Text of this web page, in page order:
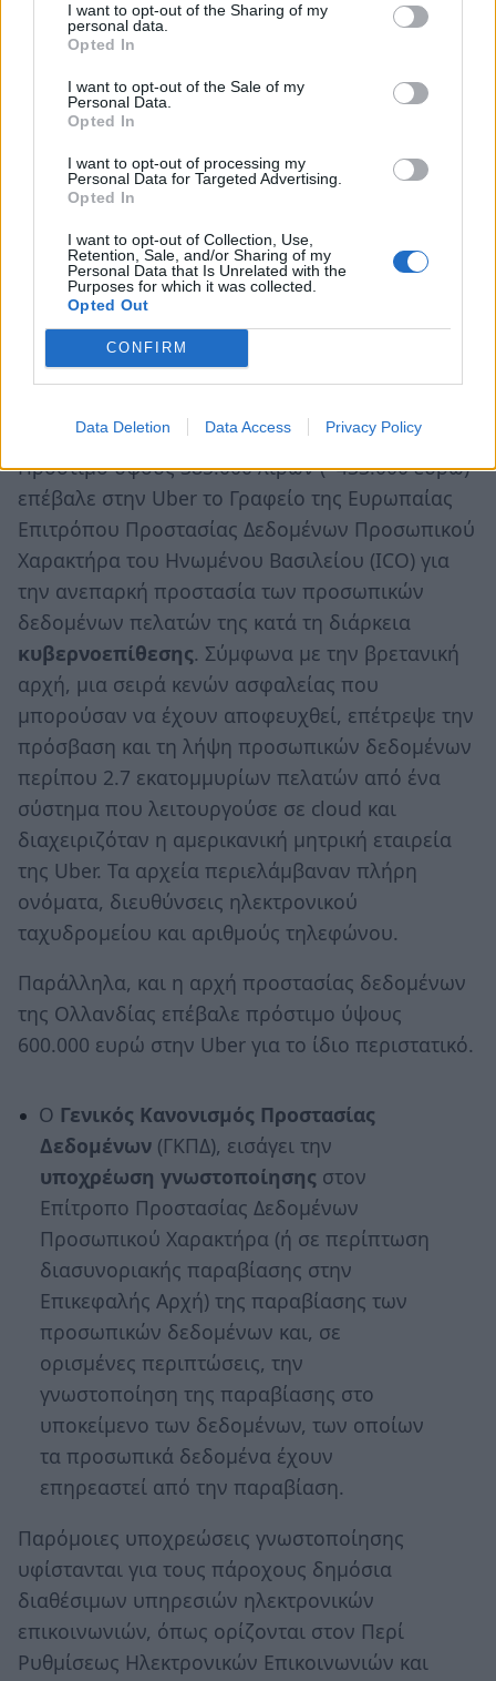
I want to opt-out of the Sharing of my
personal data.
Opted In
I want to opt-out of the Sale of my
Personal Data.
Opted In
I want to opt-out of processing my
Personal Data for Targeted Advertising.
Opted In
I want to opt-out of Collection, Use,
Retention, Sale, and/or Sharing of my
Personal Data that Is Unrelated with the
Purposes for which it was collected.
Opted Out
CONFIRM
Data Deletion Data Access Privacy Policy
περίπτωση παραβίασηςδεδομένων
προσωπικού χαρακτήρα, ο υπεύθυνος
επεξεργασίας γνωστοποιεί αμελλητί και αν είναι
δυνατόν,εντός 72 ωρών
από τη στιγμή που
αποκτά γνώση του γεγονότος, την παραβίαση
των δεδομένων προσωπικού χαρακτήρα στην
εποπτική αρχή που είναι αρμόδια σύμφωνα με
το άρθρο 55, εκτός εάν η παραβίαση δεδομένων
προσωπικού χαρακτήρα δεν ενδέχεται να
προκαλέσει κίνδυνο για τα δικαιώματα και τις
ελευθερίες των φυσικών προσώπων. Όταν η
γνωστοποίηση στην εποπτική αρχή δεν
πραγματοποιείται εντός 72 ωρών, συνοδεύεται
αιτιολόγηση για την καθυστέρηση.
Πρόστιμο ύψους 385.000 λιρών (~433.000 ευρώ)
επέβαλε στην Uber το Γραφείο της Ευρωπαίας
Επιτρόπου Προστασίας Δεδομένων Προσωπικού
Χαρακτήρα του Ηνωμένου Βασιλείου (ICO) για
την ανεπαρκή προστασία των προσωπικών
δεδομένων πελατών της κατά τη διάρκεια
κυβερνοεπίθεσης. Σύμφωνα με την βρετανική
αρχή, μια σειρά κενών ασφαλείας που
μπορούσαν να έχουν αποφευχθεί, επέτρεψε την
πρόσβαση και τη λήψη προσωπικών δεδομένων
περίπου 2.7 εκατομμυρίων πελατών από ένα
σύστημα που λειτουργούσε σε cloud και
διαχειριζόταν η αμερικανική μητρική εταιρεία
της Uber. Τα αρχεία περιελάμβαναν πλήρη
ονόματα, διευθύνσεις ηλεκτρονικού
ταχυδρομείου και αριθμούς τηλεφώνου.
Παράλληλα, και η αρχή προστασίας δεδομένων
της Ολλανδίας επέβαλε πρόστιμο ύψους
600.000 ευρώ στην Uber για το ίδιο περιστατικό.
Ο Γενικός Κανονισμός Προστασίας
Δεδομένων(ΓΚΠΔ), εισάγει την
υποχρέωση γνωστοποίησηςστον
Επίτροπο Προστασίας Δεδομένων
Προσωπικού Χαρακτήρα (ή σε περίπτωση
διασυνοριακής παραβίασης στην
Επικεφαλής Αρχή) της παραβίασης των
προσωπικών δεδομένων και, σε
ορισμένες περιπτώσεις, την
γνωστοποίηση της παραβίασης στο
υποκείμενο των δεδομένων, των οποίων
τα προσωπικά δεδομένα έχουν
επηρεαστεί από την παραβίαση.
Παρόμοιες υποχρεώσεις γνωστοποίησης
υφίστανται για τους πάροχους δημόσια
διαθέσιμων υπηρεσιών ηλεκτρονικών
επικοινωνιών, όπως ορίζονται στον Περί
Ρυθμίσεως Ηλεκτρονικών Επικοινωνιών και